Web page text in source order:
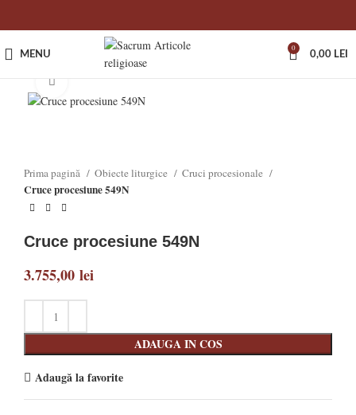
MENU
0
0,00 LEI
Prima pagină Obiecte liturgice Cruci procesionale
Cruce procesiune 549N
Cruce procesiune 549N
3.755,00 lei
ADAUGA IN COS
Adaugă la favorite